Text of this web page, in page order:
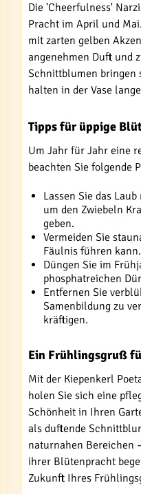
Die 'Cheerfulness'
Pracht im April und
mit zarten gelben
angenehmen Duft und
Schnittblumen bringen
halten in der Vase
Tipps für üppige
Um Jahr für Jahr eine
beachten Sie folgende
Lassen Sie das
um den Zwiebeln
geben.
Vermeiden Sie
Fäulnis führen kann.
Düngen Sie im
phosphatreichen
Entfernen Sie
Samenbildung zu
kräftigen.
Ein Frühlingsgruß
Mit der Kiepenkerl
holen Sie sich eine
Schönheit in Ihren
als duftende
naturnahen Bereichen
ihrer Blütenpracht
Zukunft Ihres